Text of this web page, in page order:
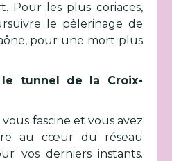
Pour les plus coriaces,
le pèlerinage de
pour une mort plus
le tunnel de la Croix-
fascine et vous avez
au cœur du réseau
vos derniers instants.